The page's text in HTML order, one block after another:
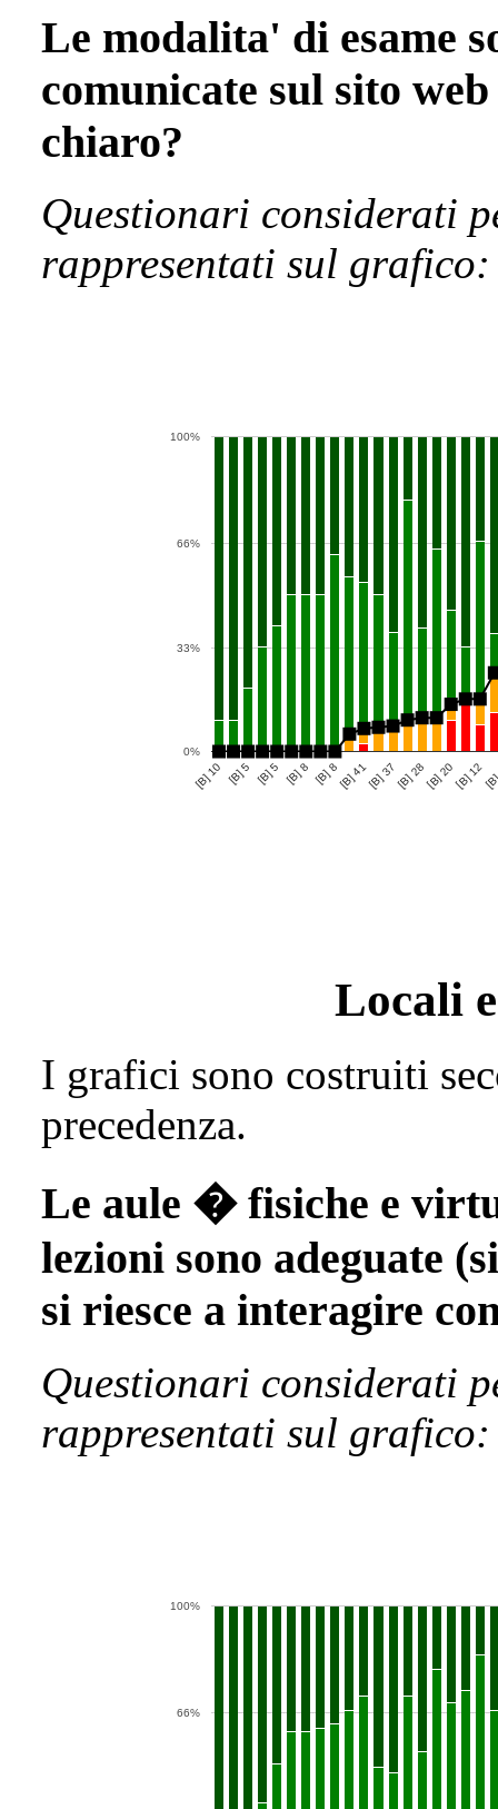
Le modalita' di esame
comunicate sul sito
chiaro?
Questionari considerati
rappresentati sul
[B] 10 [B] 5 [B] 5 [B] 8 [B] 8[B] 41[B] 37[B] 28[B] 20[B] 12
0%
33%
66%
100%
Locali
I grafici sono costruiti
precedenza.
Le aule � fisiche e
lezioni sono adeguate
si riesce a interagire
Questionari considerati
rappresentati sul
66%
100%